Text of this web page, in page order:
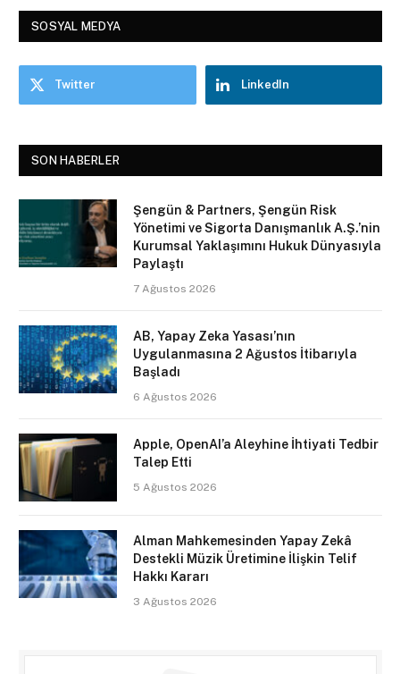
SOSYAL MEDYA
Twitter LinkedIn
SON HABERLER
Şengün & Partners, Şengün Risk
Yönetimi ve Sigorta Danışmanlık A.Ş.’nin
Kurumsal Yaklaşımını Hukuk Dünyasıyla
Paylaştı
7 Ağustos 2026
AB, Yapay Zeka Yasası’nın
Uygulanmasına 2 Ağustos İtibarıyla
Başladı
6 Ağustos 2026
Apple, OpenAI’a Aleyhine İhtiyati Tedbir
Talep Etti
5 Ağustos 2026
Alman Mahkemesinden Yapay Zekâ
Destekli Müzik Üretimine İlişkin Telif
Hakkı Kararı
3 Ağustos 2026